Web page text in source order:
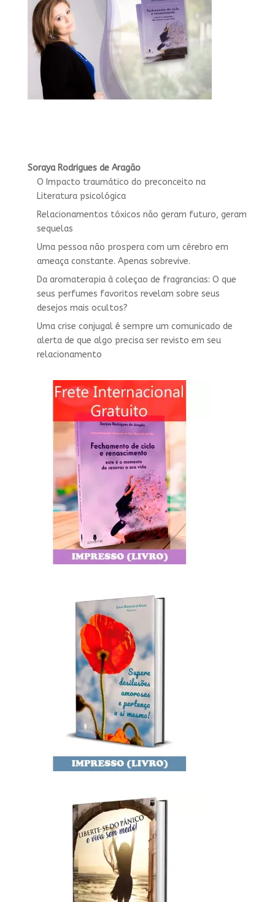
Soraya Rodrigues de Aragão
O Impacto traumático do preconceito na
Literatura psicológica
Relacionamentos tóxicos não geram futuro, geram
sequelas
Uma pessoa não prospera com um cérebro em
ameaça constante. Apenas sobrevive.
Da aromaterapia à coleçao de fragrancias: O que
seus perfumes favoritos revelam sobre seus
desejos mais ocultos?
Uma crise conjugal é sempre um comunicado de
alerta de que algo precisa ser revisto em seu
relacionamento